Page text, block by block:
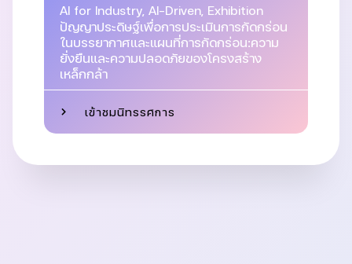
AI for Industry, AI-Driven, Exhibition
ปัญญาประดิษฐ์เพื่อการประเมินการกัดกร่อน
ในบรรยากาศและแผนที่การกัดกร่อน:ความ
ยั่งยืนและความปลอดภัยของโครงสร้าง
เหล็กกล้า
เข้าชมนิทรรศการ